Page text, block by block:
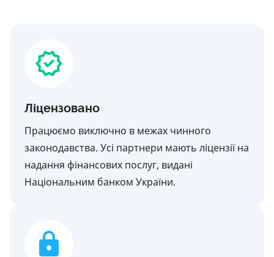
Ліцензовано
Працюємо виключно в межах чинного
законодавства. Усі партнери мають ліцензії на
надання фінансових послуг, видані
Національним банком України.